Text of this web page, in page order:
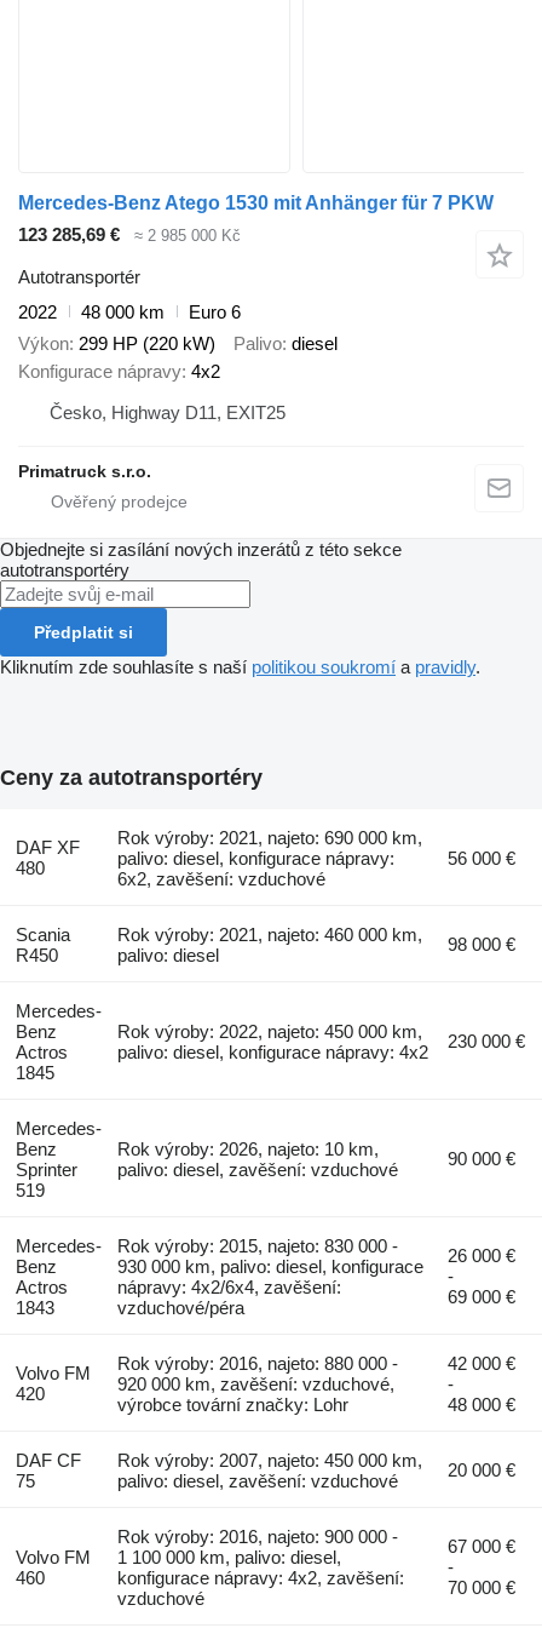
Mercedes-Benz Atego 1530 mit Anhänger für 7 PKW
123 285,69 €
≈ 2 985 000 Kč
Autotransportér
2022
48 000 km
Euro 6
Výkon 299 HP (220 kW) Palivo diesel
Konfigurace nápravy 4x2
Česko, Highway D11, EXIT25
Primatruck s.r.o.
Objednejte si zasílání nových inzerátů z této sekce
autotransportéry
Předplatit si
Kliknutím zde souhlasíte s naší politikou soukromí a pravidly.
Ceny za autotransportéry
DAF XF
480
Rok výroby: 2021, najeto: 690 000 km,
palivo: diesel, konfigurace nápravy:
6x2, zavěšení: vzduchové
56 000 €
Scania
R450
Rok výroby: 2021, najeto: 460 000 km,
palivo: diesel
98 000 €
Mercedes-
Benz
Actros
1845
Rok výroby: 2022, najeto: 450 000 km,
palivo: diesel, konfigurace nápravy: 4x2
230 000 €
Mercedes-
Benz
Sprinter
519
Rok výroby: 2026, najeto: 10 km,
palivo: diesel, zavěšení: vzduchové
90 000 €
Mercedes-
Benz
Actros
1843
Rok výroby: 2015, najeto: 830 000 -
930 000 km, palivo: diesel, konfigurace
nápravy: 4x2/6x4, zavěšení:
vzduchové/péra
26 000 €
-
69 000 €
Volvo FM
420
Rok výroby: 2016, najeto: 880 000 -
920 000 km, zavěšení: vzduchové,
výrobce tovární značky: Lohr
42 000 €
-
48 000 €
DAF CF
75
Rok výroby: 2007, najeto: 450 000 km,
palivo: diesel, zavěšení: vzduchové
20 000 €
Volvo FM
460
Rok výroby: 2016, najeto: 900 000 -
1 100 000 km, palivo: diesel,
konfigurace nápravy: 4x2, zavěšení:
vzduchové
67 000 €
-
70 000 €